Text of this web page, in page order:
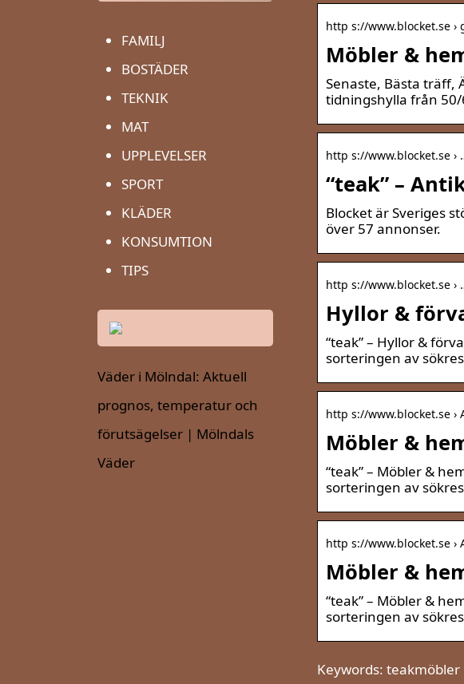
http s://www.blocket.se ›
Möbler &
Senaste, Bästa träff,
tidningshylla från
http s://www.blocket.se
“teak” –
Blocket är Sveriges
över 57 annonser.
http s://www.blocket.se
Hyllor &
“teak” – Hyllor &
sorteringen av
http s://www.blocket.se ›
Möbler &
“teak” – Möbler &
sorteringen av
http s://www.blocket.se ›
Möbler &
“teak” – Möbler &
sorteringen av
Keywords:
FAMILJ
BOSTÄDER
TEKNIK
MAT
UPPLEVELSER
SPORT
KLÄDER
KONSUMTION
TIPS
Väder i Mölndal: Aktuell
prognos, temperatur och
förutsägelser | Mölndals
Väder